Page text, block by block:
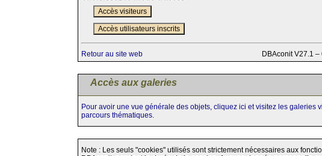
Accès visiteurs
Accès utilisateurs inscrits
Retour au site web DBAconit V27.1
Accès aux galeries
Pour avoir une vue générale des objets, cliquez ici et visitez les galeries
parcours thématiques.
Note : Les seuls "cookies" utilisés sont strictement nécessaires aux